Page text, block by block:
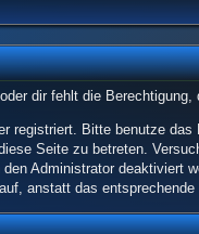
dir fehlt die
registriert. Bitte benutze
Seite zu betreten.
Administrator deaktiviert
anstatt das